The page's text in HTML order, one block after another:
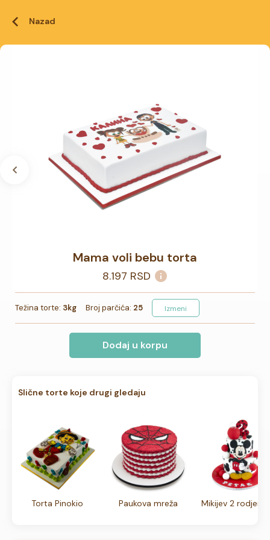
Nazad
Mama voli bebu torta
8.197 RSD
Težina torte: 3kg Broj parčića: 25 Izmeni
Dodaj u korpu
Slične torte koje drugi gledaju
Torta Pinokio Paukova mreža Mikijev 2